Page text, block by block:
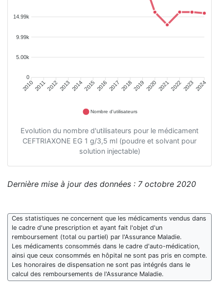
14.99k
9.99k
5.00k
0
2010201120122013 20142015 2016 2017 20182019 2020 202120222023 2024
Nombre d'utilisateurs
Evolution du nombre d'utilisateurs pour le médicament
CEFTRIAXONE EG 1 g/3,5 ml (poudre et solvant pour
solution injectable)
Dernière mise à jour des données : 7 octobre 2020
Ces statistiques ne concernent que les médicaments vendus dans
le cadre d'une prescription et ayant fait l'objet d'un
remboursement (total ou partiel) par l'Assurance Maladie.
Les médicaments consommés dans le cadre d'auto-médication,
ainsi que ceux consommés en hôpital ne sont pas pris en compte.
Les honoraires de dispensation ne sont pas intégrés dans le
calcul des remboursements de l'Assurance Maladie.